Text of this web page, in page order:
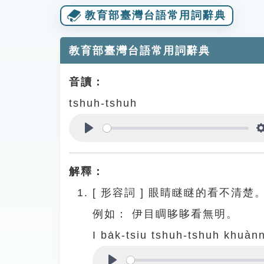
教育部臺灣台語常用詞辭典
教育部臺灣台語常用詞辭典
音讀：
tshuh-tshuh
解釋：
[ 形容詞 ] 眼睛瞇瞇的看不清楚。
例如：
伊目睭眵眵看無明。
I ba̍k-tsiu tshuh-tshuh